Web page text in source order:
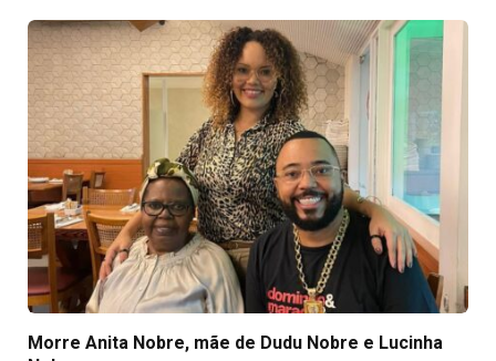
Morre Anita Nobre, mãe de Dudu Nobre e Lucinha